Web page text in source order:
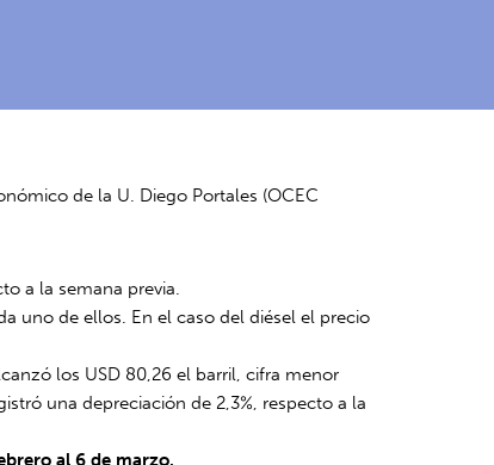
de la U. Diego Portales (OCEC
a la semana previa.
uno de ellos. En el caso del diésel el precio
los USD 80,26 el barril, cifra menor
una depreciación de 2,3%, respecto a la
al 6 de marzo.